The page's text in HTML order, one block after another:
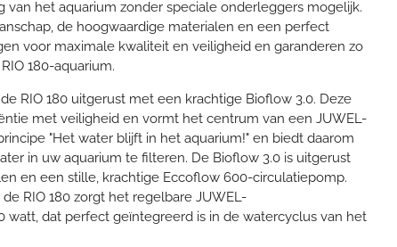
van het aquarium zonder speciale onderleggers mogelijk.
de hoogwaardige materialen en een perfect
voor maximale kwaliteit en veiligheid en garanderen zo
180-aquarium.
RIO 180 uitgerust met een krachtige Bioflow 3.0. Deze
met veiligheid en vormt het centrum van een JUWEL-
"Het water blijft in het aquarium!" en biedt daarom
in uw ​​aquarium te filteren. De Bioflow 3.0 is uitgerust
en een stille, krachtige Eccoflow 600-circulatiepomp.
RIO 180 zorgt het regelbare JUWEL-
watt, dat perfect geïntegreerd is in de watercyclus van het